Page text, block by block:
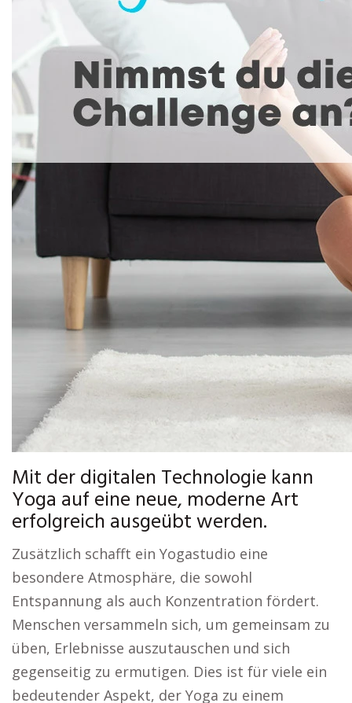
Mit der digitalen Technologie kann
Yoga auf eine neue, moderne Art
erfolgreich ausgeübt werden.
Zusätzlich schafft ein Yogastudio eine
besondere Atmosphäre, die sowohl
Entspannung als auch Konzentration fördert.
Menschen versammeln sich, um gemeinsam zu
üben, Erlebnisse auszutauschen und sich
gegenseitig zu ermutigen. Dies ist für viele ein
bedeutender Aspekt, der Yoga zu einem